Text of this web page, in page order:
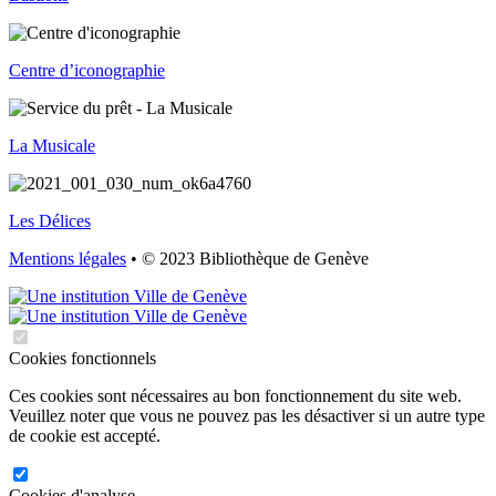
Centre d’iconographie
La Musicale
Les Délices
Mentions légales • © 2023 Bibliothèque de Genève
Cookies fonctionnels
Ces cookies sont nécessaires au bon fonctionnement du site web.
Veuillez noter que vous ne pouvez pas les désactiver si un autre type
de cookie est accepté.